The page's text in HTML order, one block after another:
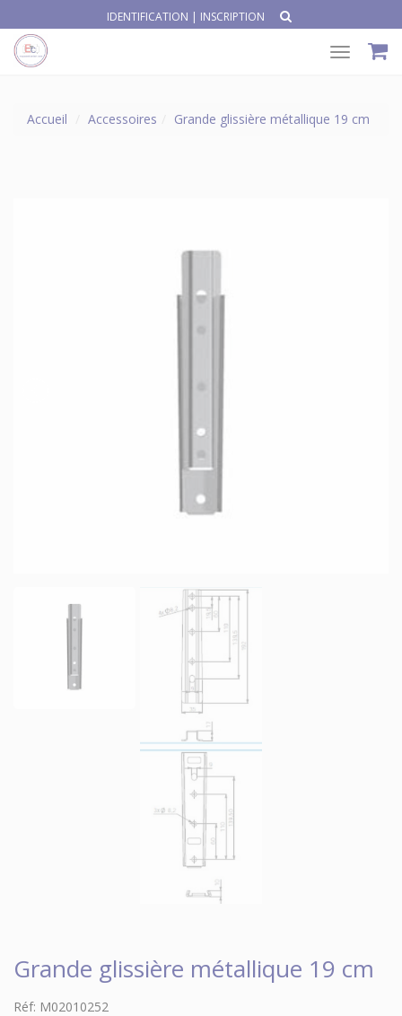
IDENTIFICATION | INSCRIPTION
Toggle
Accueil Accessoires Grande glissière métallique 19 cm
Grande glissière métallique 19 cm
Réf: M02010252